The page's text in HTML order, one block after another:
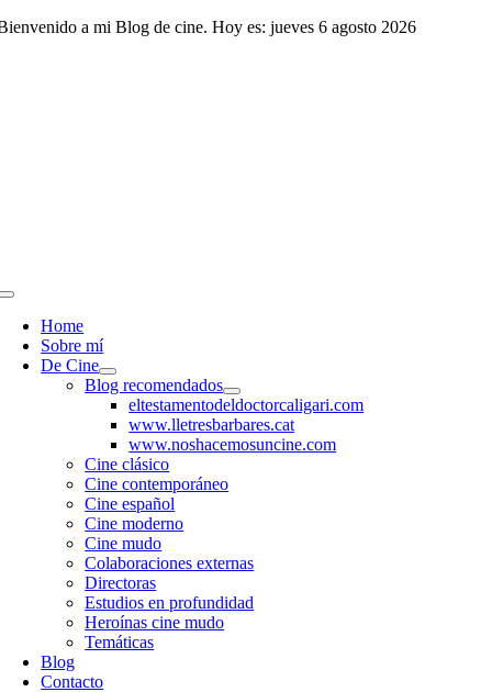
Saltar
a mi Blog de cine. Hoy es: jueves 6 agosto 2026
Toggle
NavigationHome
Sobre mí
De Cine
Blog recomendados
eltestamentodeldoctorcaligari.com
www.lletresbarbares.cat
www.noshacemosuncine.com
Cine clásico
Cine contemporáneo
Cine español
Cine moderno
Cine mudo
Colaboraciones externas
Directoras
Estudios en profundidad
Heroínas cine mudo
Temáticas
Blog
Contacto